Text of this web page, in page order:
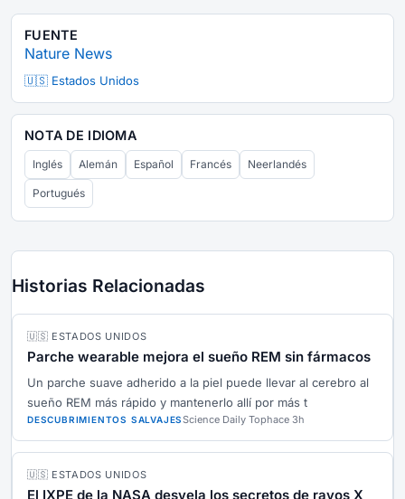
FUENTE
Nature News
🇺🇸 Estados Unidos
NOTA DE IDIOMA
Inglés Alemán Español Francés Neerlandés
Portugués
Historias Relacionadas
🇺🇸 ESTADOS UNIDOS
Parche wearable mejora el sueño REM sin fármacos
Un parche suave adherido a la piel puede llevar al cerebro al
sueño REM más rápido y mantenerlo allí por más t
DESCUBRIMIENTOS SALVAJESScience Daily Tophace 3h
🇺🇸 ESTADOS UNIDOS
El IXPE de la NASA desvela los secretos de rayos X